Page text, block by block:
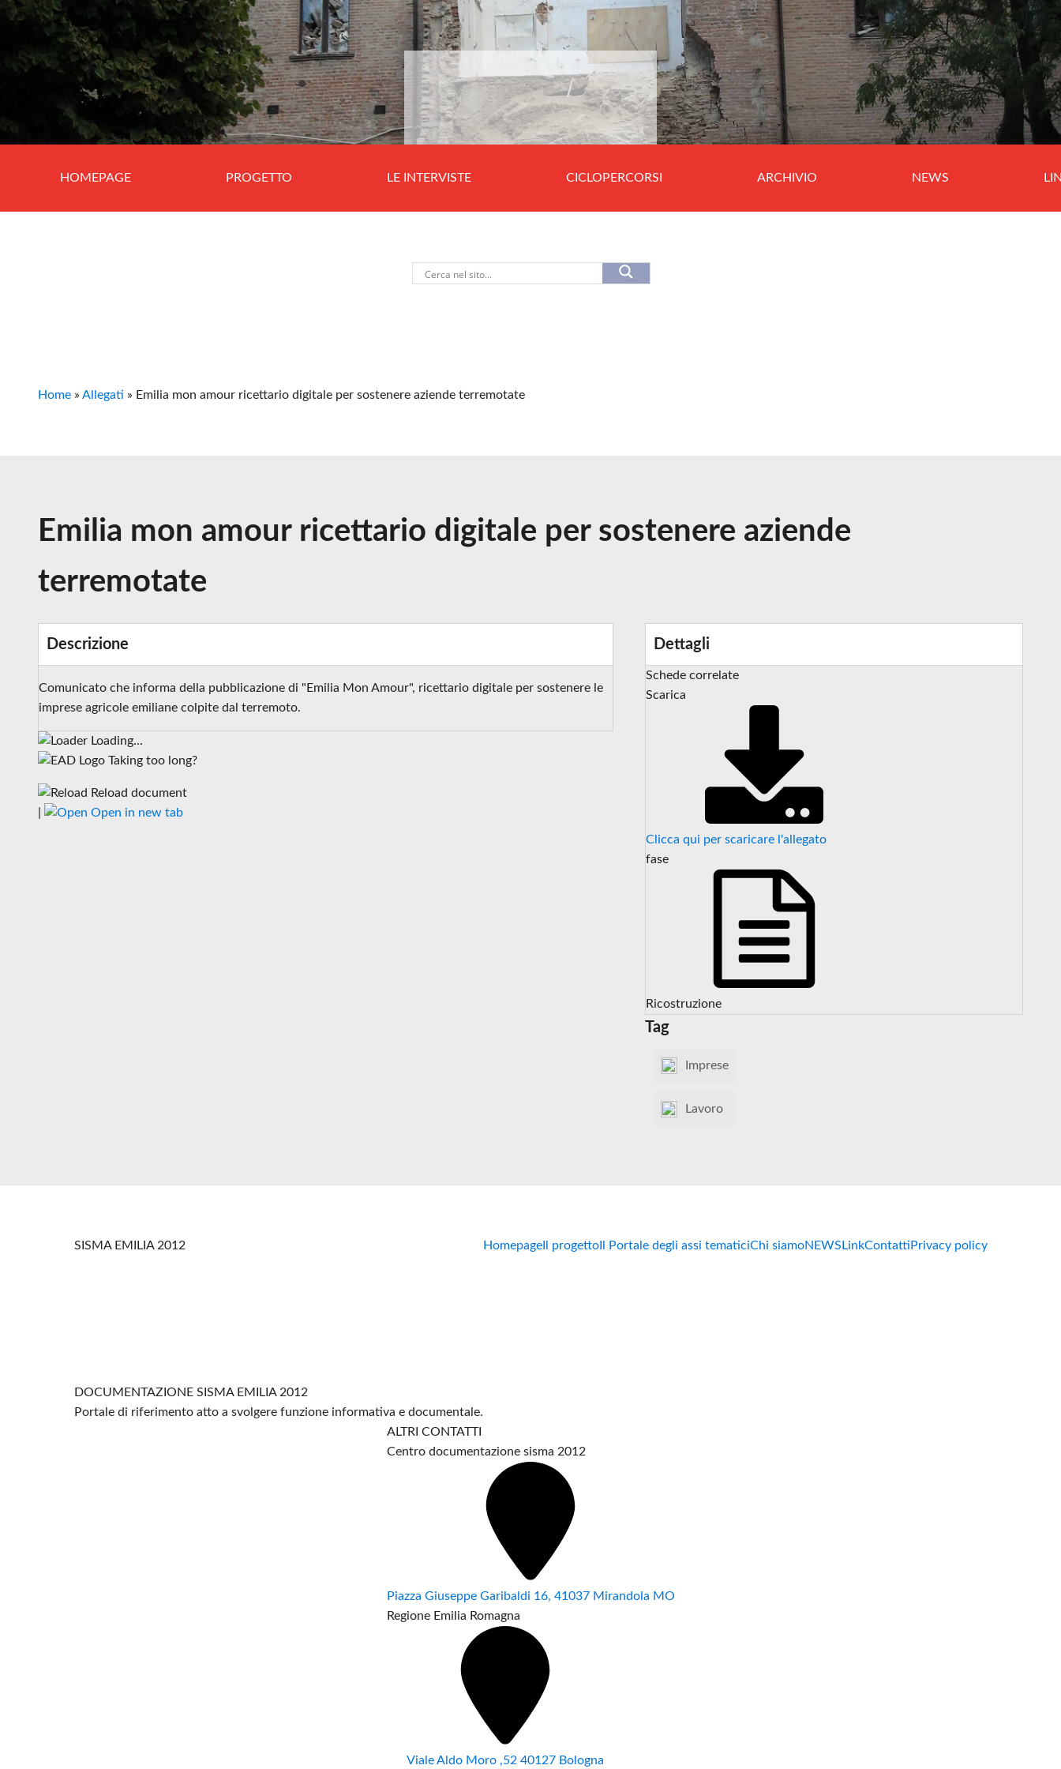
HOMEPAGE PROGETTO LE INTERVISTE CICLOPERCORSI ARCHIVIO NEWS
Home » Allegati » Emilia mon amour ricettario digitale per sostenere aziende terremotate
Emilia mon amour ricettario digitale per sostenere aziende
terremotate
Descrizione
Comunicato che informa della pubblicazione di "Emilia Mon Amour", ricettario digitale per sostenere le
imprese agricole emiliane colpite dal terremoto.
Loading...
Taking too long?
Reload document
Open in new tab
Dettagli
Schede correlate
Scarica
Clicca qui per scaricare l'allegato
fase
Ricostruzione
Tag
Imprese
Lavoro
SISMA EMILIA 2012
DOCUMENTAZIONE SISMA EMILIA 2012
Portale di riferimento atto a svolgere funzione informativa e documentale.
HomepageIl progettoIl Portale degli assi tematiciChi siamoNEWS LinkContatti Privacy policy
ALTRI CONTATTI
Centro documentazione sisma 2012
Piazza Giuseppe Garibaldi 16, 41037 Mirandola MO
Regione Emilia Romagna
Viale Aldo Moro ,52 40127 Bologna